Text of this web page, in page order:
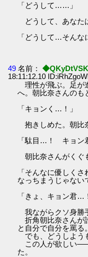
「どうして……」
どうして、あなた
「どうして…そんな
49 名前：
18:11:12.10
理性が飛ぶ。足が
へ。朝比奈さんのも
「キョンく…！」
抱きしめた。朝比
「駄目…！ キョン
朝比奈さんがくぐ
「そんなに優しく
なっちまうじゃない
「きょ、キョン君…
我ながらクソ身勝
折角朝比奈さんが
と自分で自分を罵る。
でも、どうしよう
この人が欲しい――
た。